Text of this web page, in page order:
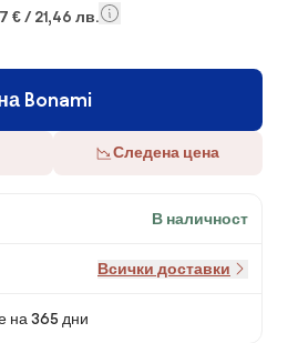
€ / 21,46 лв.
Bonami
Следена цена
В наличност
Всички доставки
на 365 дни